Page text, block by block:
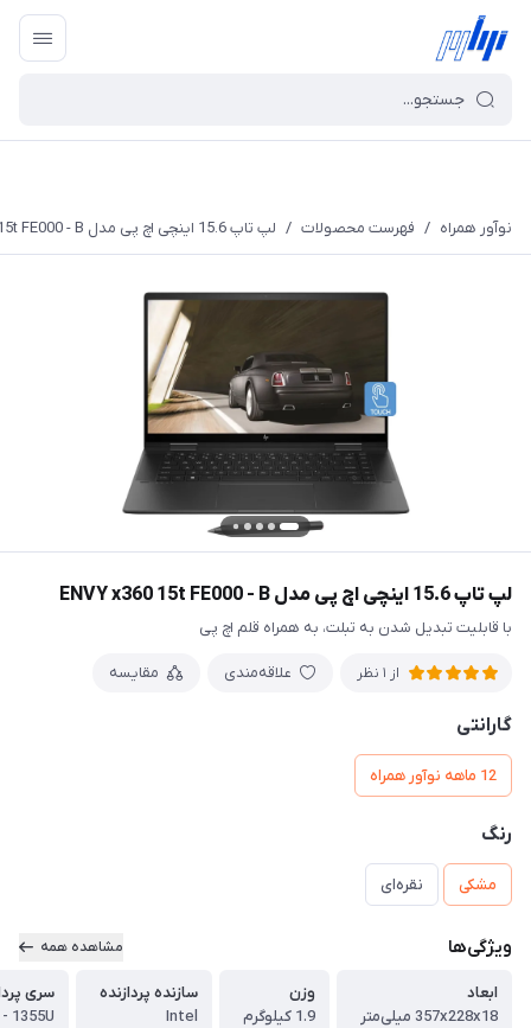
نوآور همراه / فهرست محصولات / لپ تاپ 15.6 اینچی اچ پی مدل ENVY x360 15t FE000 - B
لپ تاپ 15.6 اینچی اچ پی مدل ENVY x360 15t FE000 - B
با قابلیت تبدیل شدن به تبلت، به همراه قلم اچ پی
از 1 نظر علاقه‌مندی مقایسه
گارانتی
12 ماهه نوآور همراه
رنگ
مشکی نقره‌ای
ویژگی‌ها مشاهده همه
ابعاد
357x228x18 میلی‌متر
وزن
1.9 کیلوگرم
سازنده پردازنده
Intel
سری
1355U